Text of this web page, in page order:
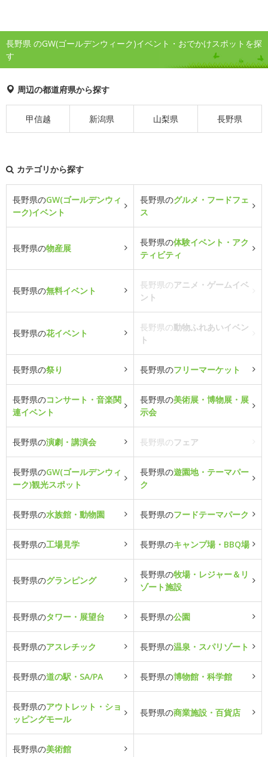
長野県 のGW(ゴールデンウィーク)イベント・おでかけスポットを探
す
周辺の都道府県から探す
甲信越 新潟県 山梨県 長野県
カテゴリから探す
長野県のGW(ゴールデンウィ
ーク)イベント
長野県のグルメ・フードフェ
ス
長野県の物産展
長野県の体験イベント・アク
ティビティ
長野県の無料イベント
長野県のアニメ・ゲームイベ
ント
長野県の花イベント
長野県の動物ふれあいイベン
ト
長野県の祭り 長野県のフリーマーケット
長野県のコンサート・音楽関
連イベント
長野県の美術展・博物展・展
示会
長野県の演劇・講演会 長野県のフェア
長野県のGW(ゴールデンウィ
ーク)観光スポット
長野県の遊園地・テーマパー
ク
長野県の水族館・動物園 長野県のフードテーマパーク
長野県の工場見学 長野県のキャンプ場・BBQ場
長野県のグランピング
長野県の牧場・レジャー＆リ
ゾート施設
長野県のタワー・展望台 長野県の公園
長野県のアスレチック 長野県の温泉・スパリゾート
長野県の道の駅・SA/PA 長野県の博物館・科学館
長野県のアウトレット・ショ
ッピングモール
長野県の商業施設・百貨店
長野県の美術館